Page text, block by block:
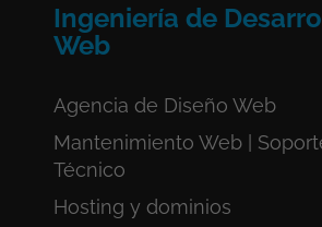
Ingeniería de
Web
Agencia de Diseño Web
Mantenimiento Web |
Técnico
Hosting y dominios